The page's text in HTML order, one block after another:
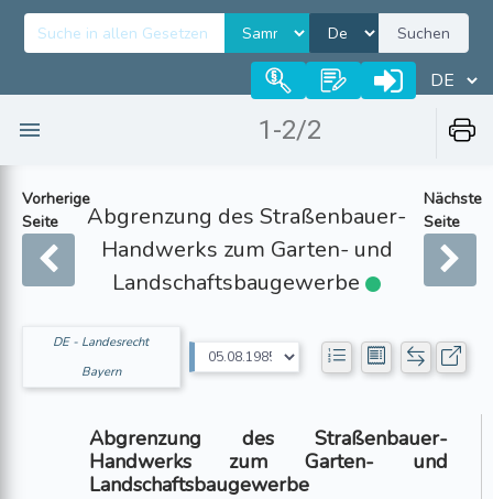
Suchen
1-2/2
Vorherige
Seite
Abgrenzung des Straßenbauer-
Handwerks zum Garten- und
Landschaftsbaugewerbe
Nächste
Seite
DE - Landesrecht
Bayern
Abgrenzung des Straßenbauer-
Handwerks zum Garten- und
Landschaftsbaugewerbe